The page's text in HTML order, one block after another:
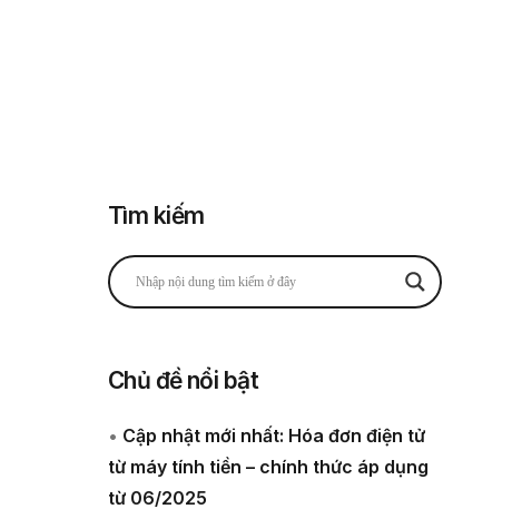
Tìm kiếm
Chủ đề nổi bật
• Cập nhật mới nhất: Hóa đơn điện tử
từ máy tính tiền – chính thức áp dụng
từ 06/2025